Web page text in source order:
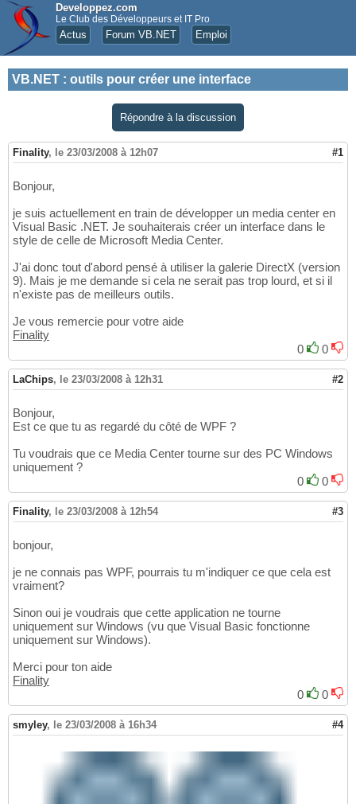
Developpez.com
Le Club des Développeurs et IT Pro
Actus Forum VB.NET Emploi
VB.NET : outils pour créer une interface
Répondre à la discussion
Finality, le 23/03/2008 à 12h07 #1
Bonjour,
je suis actuellement en train de développer un media center en
Visual Basic .NET. Je souhaiterais créer un interface dans le
style de celle de Microsoft Media Center.
J'ai donc tout d'abord pensé à utiliser la galerie DirectX (version
9). Mais je me demande si cela ne serait pas trop lourd, et si il
n'existe pas de meilleurs outils.
Je vous remercie pour votre aide
Finality
0
0
LaChips, le 23/03/2008 à 12h31 #2
Bonjour,
Est ce que tu as regardé du côté de WPF ?
Tu voudrais que ce Media Center tourne sur des PC Windows
uniquement ?
0
0
Finality, le 23/03/2008 à 12h54 #3
bonjour,
je ne connais pas WPF, pourrais tu m'indiquer ce que cela est
vraiment?
Sinon oui je voudrais que cette application ne tourne
uniquement sur Windows (vu que Visual Basic fonctionne
uniquement sur Windows).
Merci pour ton aide
Finality
0
0
smyley, le 23/03/2008 à 16h34 #4